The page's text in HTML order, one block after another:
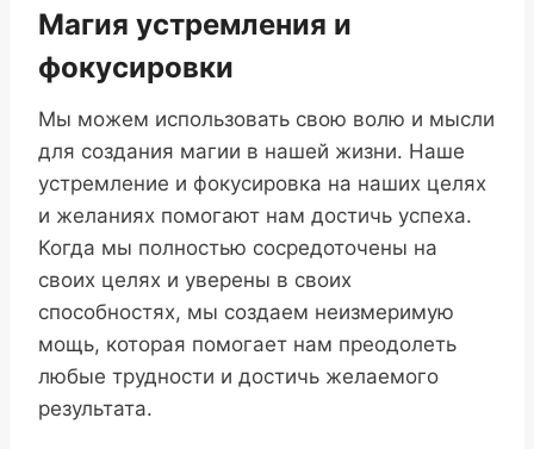
Магия устремления и
фокусировки
Мы можем использовать свою волю и мысли
для создания магии в нашей жизни. Наше
устремление и фокусировка на наших целях
и желаниях помогают нам достичь успеха.
Когда мы полностью сосредоточены на
своих целях и уверены в своих
способностях, мы создаем неизмеримую
мощь, которая помогает нам преодолеть
любые трудности и достичь желаемого
результата.